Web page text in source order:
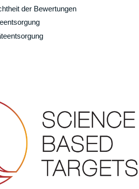
der Bewertungen